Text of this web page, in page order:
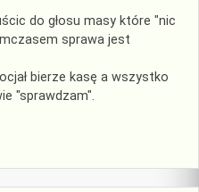
do głosu masy które "nic
sprawa jest
bierze kasę a wszystko
"sprawdzam".